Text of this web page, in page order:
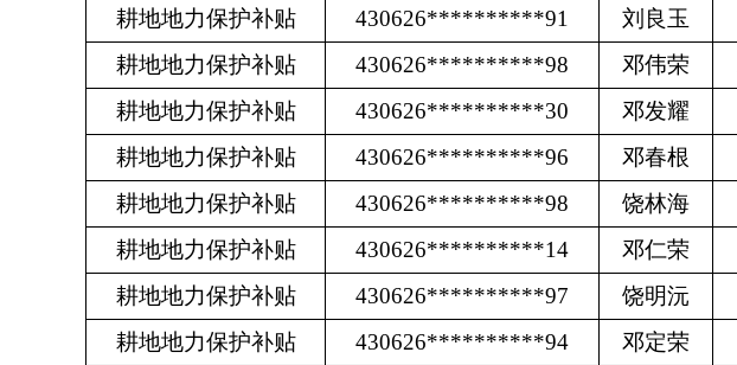
耕地地力保护补贴
430626**********91 刘良玉
耕地地力保护补贴
430626**********98 邓伟荣
耕地地力保护补贴
430626**********30 邓发耀
耕地地力保护补贴
430626**********96 邓春根
耕地地力保护补贴
430626**********98 饶林海
耕地地力保护补贴
430626**********14 邓仁荣
耕地地力保护补贴
430626**********97 饶明沅
耕地地力保护补贴
430626**********94 邓定荣